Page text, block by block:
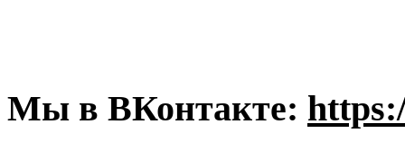
Мы в ВКонтакте: